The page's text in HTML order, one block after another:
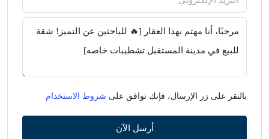
بالنقر على زر الإرسال، فإنك توافق على شروط الاستخدام
أرسل الآن